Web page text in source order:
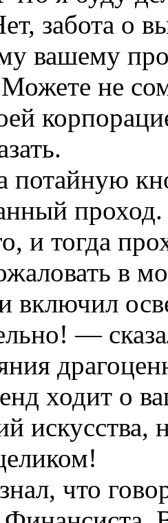
забота о
вашему
не
потайную
и тогда
в
включил
—
ходит о
что